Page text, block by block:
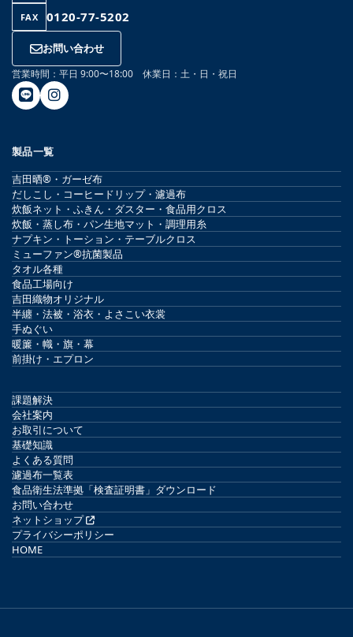
FAX 0120-77-5202
お問い合わせ
営業時間：平日 9:00〜18:00 休業日：土・日・祝日
製品一覧
吉田晒®・ガーゼ布
だしこし・コーヒードリップ・濾過布
炊飯ネット・ふきん・ダスター・食品用クロス
炊飯・蒸し布・パン生地マット・調理用糸
ナプキン・トーション・テーブルクロス
ミューファン®抗菌製品
タオル各種
食品工場向け
吉田織物オリジナル
半纏・法被・浴衣・よさこい衣裳
手ぬぐい
暖簾・幟・旗・幕
前掛け・エプロン
課題解決
会社案内
お取引について
基礎知識
よくある質問
濾過布一覧表
食品衛生法準拠「検査証明書」ダウンロード
お問い合わせ
ネットショップ
プライバシーポリシー
HOME